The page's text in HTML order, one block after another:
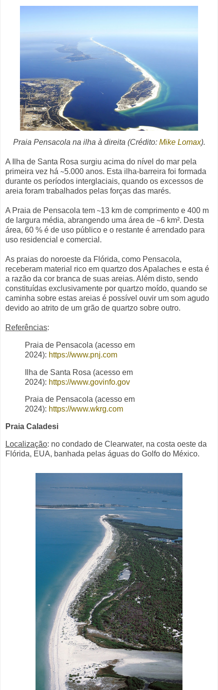
Praia Pensacola na ilha à direita (Crédito: Mike Lomax).
A Ilha de Santa Rosa surgiu acima do nível do mar pela
primeira vez há ∼5.000 anos. Esta ilha-barreira foi formada
durante os períodos interglaciais, quando os excessos de
areia foram trabalhados pelas forças das marés.
A Praia de Pensacola tem ∼13 km de comprimento e 400 m
de largura média, abrangendo uma área de ∼6 km². Desta
área, 60 % é de uso público e o restante é arrendado para
uso residencial e comercial.
As praias do noroeste da Flórida, como Pensacola,
receberam material rico em quartzo dos Apalaches e esta é
a razão da cor branca de suas areias. Além disto, sendo
constituídas exclusivamente por quartzo moído, quando se
caminha sobre estas areias é possível ouvir um som agudo
devido ao atrito de um grão de quartzo sobre outro.
Referências:
Praia de Pensacola (acesso em
2024): https://www.pnj.com
Ilha de Santa Rosa (acesso em
2024): https://www.govinfo.gov
Praia de Pensacola (acesso em
2024): https://www.wkrg.com
Praia Caladesi
Localização: no condado de Clearwater, na costa oeste da
Flórida, EUA, banhada pelas águas do Golfo do México.